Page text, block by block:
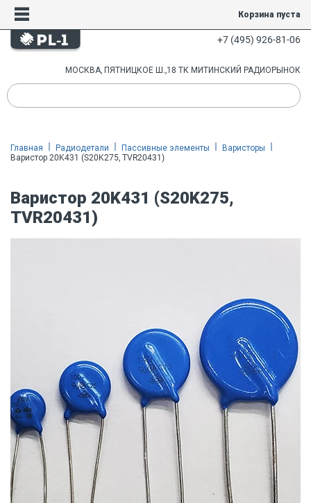
Корзина пуста
+7 (495) 926-81-06
МОСКВА, ПЯТНИЦКОЕ Ш.,18 ТК МИТИНСКИЙ РАДИОРЫНОК
Главная Радиодетали Пассивные элементы
Варисторы
Варистор 20K431 (S20K275, TVR20431)
Варистор 20K431 (S20K275,
TVR20431)